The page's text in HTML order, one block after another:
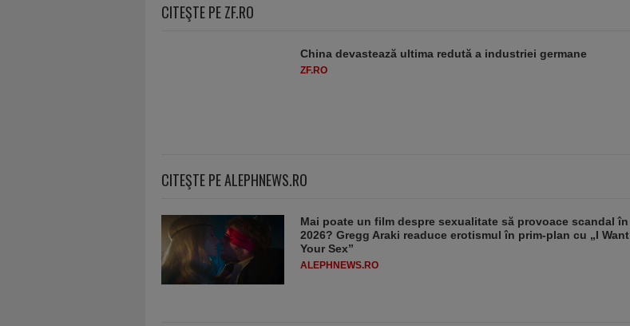
CITEŞTE PE ZF.RO
China devastează ultima redută a industriei germane
ZF.RO
CITEŞTE PE ALEPHNEWS.RO
Mai poate un film despre sexualitate să provoace scandal în
2026? Gregg Araki readuce erotismul în prim-plan cu „I Want
Your Sex”
ALEPHNEWS.RO